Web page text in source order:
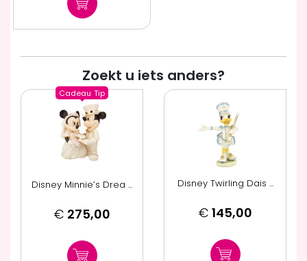
Zoekt u iets anders?
Cadeau Tip
Disney Minnie’s Drea ...
€ 275,00
Disney Twirling Dais ...
€ 145,00